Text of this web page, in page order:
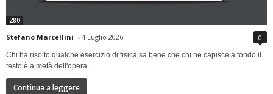
280
Stefano Marcellini - 4 Luglio 2026 0
Chi ha risolto qualche esercizio di fisica sa bene che chi ne capisce a fondo il
testo è a metà dell'opera...
Continua a leggere